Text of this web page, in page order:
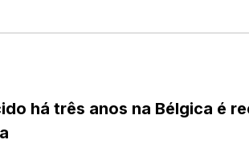
há três anos na Bélgica é